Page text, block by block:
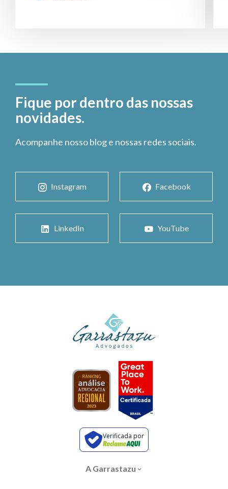
Fique por dentro das nossas
novidades.
Acompanhe nosso blog e nossas redes sociais.
Instagram Facebook
LinkedIn YouTube
Verificada por
A Garrastazu